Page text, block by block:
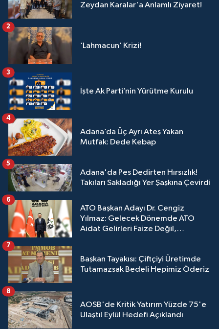
Zeydan Karalar'a Anlamlı Ziyaret!
‘Lahmacun’ Krizi!
2
İşte Ak Parti’nin Yürütme Kurulu
3
Adana’da Üç Ayrı Ateş Yakan
Mutfak: Dede Kebap
4
Adana'da Pes Dedirten Hırsızlık!
Takıları Sakladığı Yer Şaşkına Çevirdi
5
ATO Başkan Adayı Dr. Cengiz
Yılmaz: Gelecek Dönemde ATO
Aidat Gelirleri Faize Değil,
6
Başkan Tayakısı: Çiftçiyi Üretimde
Tutamazsak Bedeli Hepimiz Öderiz
7
AOSB'de Kritik Yatırım Yüzde 75'e
Ulaştı! Eylül Hedefi Açıklandı
8